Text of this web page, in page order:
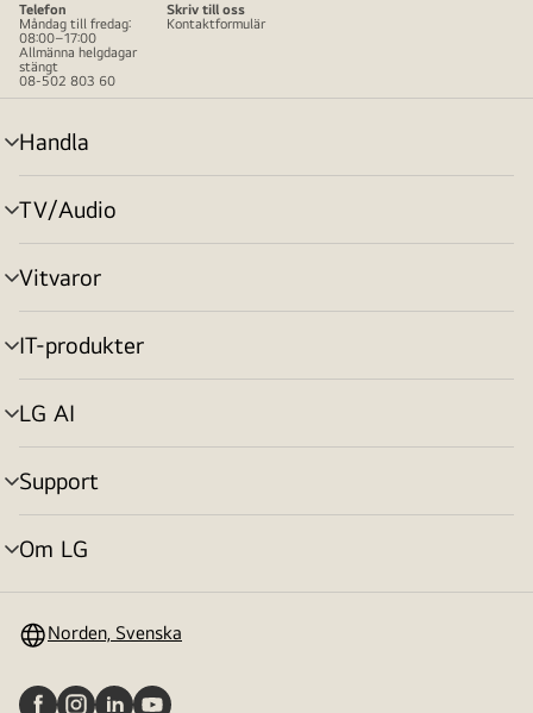
Telefon
Måndag till fredag:
08:00–17:00
Allmänna helgdagar
stängt
08-502 803 60
Skriv till oss
Kontaktformulär
Handla
menyväxling
TV/Audio
menyväxling
Vitvaror
menyväxling
IT-produkter
menyväxling
LG AI
menyväxling
Support
menyväxling
Om LG
menyväxling
Norden, Svenska